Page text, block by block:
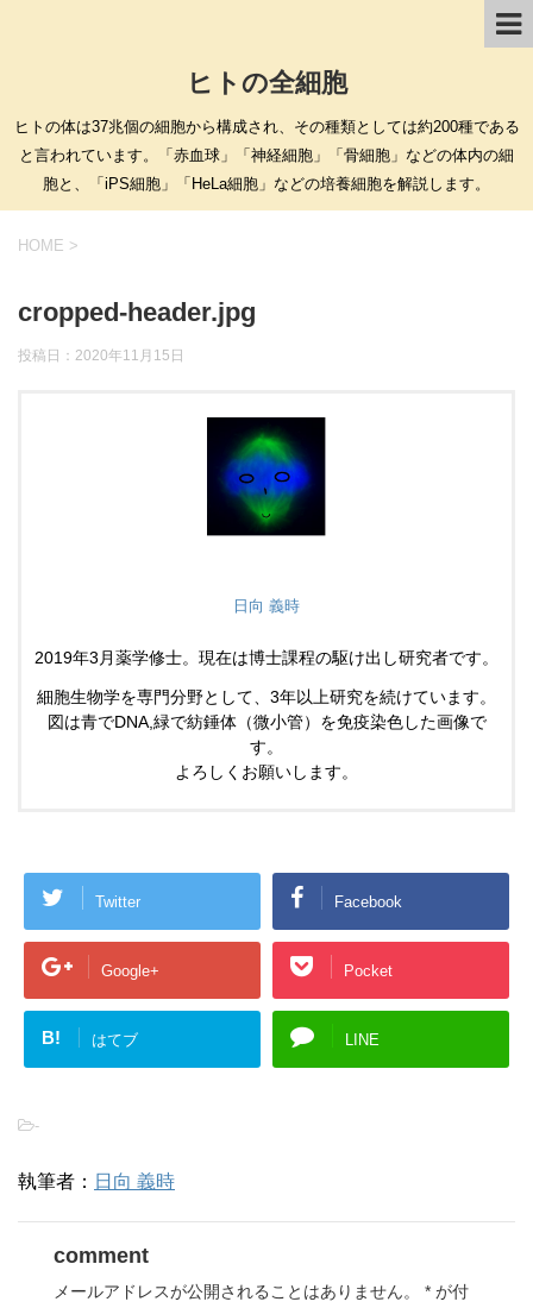
ヒトの全細胞
ヒトの体は37兆個の細胞から構成され、その種類としては約200種である
と言われています。「赤血球」「神経細胞」「骨細胞」などの体内の細
胞と、「iPS細胞」「HeLa細胞」などの培養細胞を解説します。
HOME >
cropped-header.jpg
投稿日： 2020年11月15日
日向 義時
2019年3月薬学修士。現在は博士課程の駆け出し研究者です。
細胞生物学を専門分野として、3年以上研究を続けています。
図は青でDNA,緑で紡錘体（微小管）を免疫染色した画像で
す。
よろしくお願いします。
Twitter Facebook
Google+ Pocket
B! はてブ LINE
-
執筆者： 日向 義時
comment
メールアドレスが公開されることはありません。 * が付